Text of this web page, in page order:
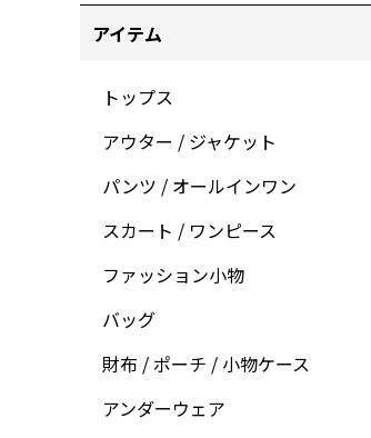
アイテム
トップス
アウター / ジャケット
パンツ / オールインワン
スカート / ワンピース
ファッション小物
バッグ
財布 / ポーチ / 小物ケース
アンダーウェア